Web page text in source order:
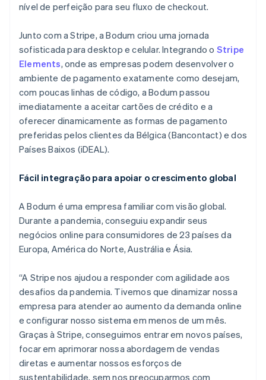
nível de perfeição para seu fluxo de checkout.
Junto com a Stripe, a Bodum criou uma jornada
sofisticada para desktop e celular. Integrando o Stripe
Elements, onde as empresas podem desenvolver o
ambiente de pagamento exatamente como desejam,
com poucas linhas de código, a Bodum passou
imediatamente a aceitar cartões de crédito e a
oferecer dinamicamente as formas de pagamento
preferidas pelos clientes da Bélgica (Bancontact) e dos
Países Baixos (iDEAL).
Fácil integração para apoiar o crescimento global
A Bodum é uma empresa familiar com visão global.
Durante a pandemia, conseguiu expandir seus
negócios online para consumidores de 23 países da
Europa, América do Norte, Austrália e Ásia.
“A Stripe nos ajudou a responder com agilidade aos
desafios da pandemia. Tivemos que dinamizar nossa
empresa para atender ao aumento da demanda online
e configurar nosso sistema em menos de um mês.
Graças à Stripe, conseguimos entrar em novos países,
focar em aprimorar nossa abordagem de vendas
diretas e aumentar nossos esforços de
sustentabilidade, sem nos preocuparmos com
Alemanha
Deutsch English
Austrália
English
Áustria
Bélgica
NederlandsFrançais DeutschEnglish
Brasil
PortuguêsEnglish
Bulgária
English
Canadá
EnglishFrançais
China continental
简体中文 English